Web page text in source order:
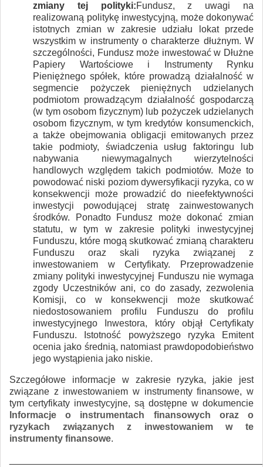
zmiany tej polityki:Fundusz, z uwagi na
realizowaną politykę inwestycyjną, może dokonywać
istotnych zmian w zakresie udziału lokat przede
wszystkim w instrumenty o charakterze dłużnym. W
szczególności, Fundusz może inwestować w Dłużne
Papiery Wartościowe i Instrumenty Rynku
Pieniężnego spółek, które prowadzą działalność w
segmencie pożyczek pieniężnych udzielanych
podmiotom prowadzącym działalność gospodarczą
(w tym osobom fizycznym) lub pożyczek udzielanych
osobom fizycznym, w tym kredytów konsumenckich,
a także obejmowania obligacji emitowanych przez
takie podmioty, świadczenia usług faktoringu lub
nabywania niewymagalnych wierzytelności
handlowych względem takich podmiotów. Może to
powodować niski poziom dywersyfikacji ryzyka, co w
konsekwencji może prowadzić do nieefektywności
inwestycji powodującej stratę zainwestowanych
środków. Ponadto Fundusz może dokonać zmian
statutu, w tym w zakresie polityki inwestycyjnej
Funduszu, które mogą skutkować zmianą charakteru
Funduszu oraz skali ryzyka związanej z
inwestowaniem w Certyfikaty. Przeprowadzenie
zmiany polityki inwestycyjnej Funduszu nie wymaga
zgody Uczestników ani, co do zasady, zezwolenia
Komisji, co w konsekwencji może skutkować
niedostosowaniem profilu Funduszu do profilu
inwestycyjnego Inwestora, który objął Certyfikaty
Funduszu. Istotność powyższego ryzyka Emitent
ocenia jako średnią, natomiast prawdopodobieństwo
jego wystąpienia jako niskie.
Szczegółowe informacje w zakresie ryzyka, jakie jest
związane z inwestowaniem w instrumenty finansowe, w
tym certyfikaty inwestycyjne, są dostępne w dokumencie
Informacje o instrumentach finansowych oraz o
ryzykach związanych z inwestowaniem w te
instrumenty finansowe.